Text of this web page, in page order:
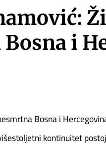
i
Bosna i
kontinuitet